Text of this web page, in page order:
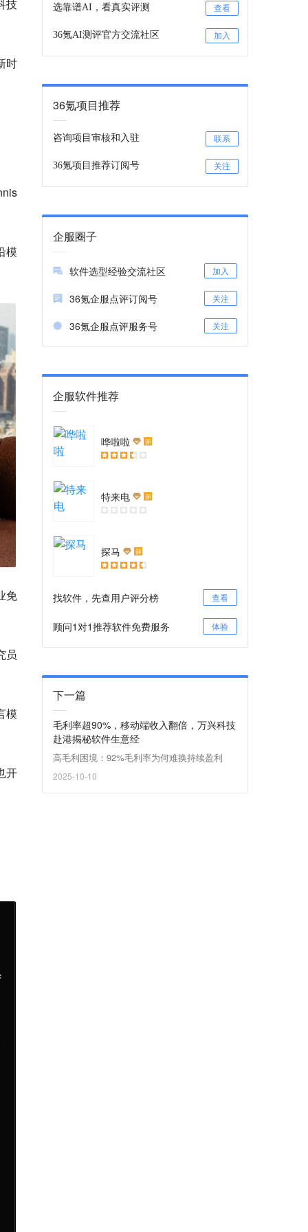
技
时
模
免
员
模
开
选靠谱AI，看真实评测 查看
36氪AI测评官方交流社区 加入
36氪项目推荐
咨询项目审核和入驻 联系
36氪项目推荐订阅号 关注
企服圈子
软件选型经验交流社区 加入
36氪企服点评订阅号 关注
36氪企服点评服务号 关注
企服软件推荐
哗啦啦 评
特来电 评
探马 评
找软件，先查用户评分榜 查看
顾问1对1推荐软件免费服务 体验
下一篇
毛利率超90%，移动端收入翻倍，万兴科技
赴港揭秘软件生意经
高毛利困境：92%毛利率为何难换持续盈利
2025-10-10